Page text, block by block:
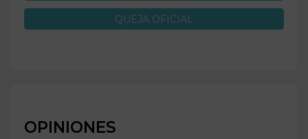
QUEJA OFICIAL
OPINIONES